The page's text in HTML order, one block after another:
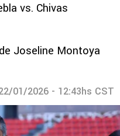
vs. Chivas
Joseline Montoya
01/2026 - 12:43hs CST